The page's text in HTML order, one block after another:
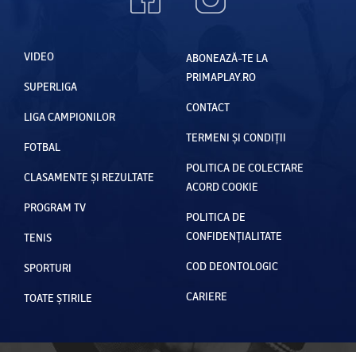
VIDEO
SUPERLIGA
LIGA CAMPIONILOR
FOTBAL
CLASAMENTE ȘI REZULTATE
PROGRAM TV
TENIS
SPORTURI
TOATE ȘTIRILE
ABONEAZĂ-TE LA
PRIMAPLAY.RO
CONTACT
TERMENI ȘI CONDIȚII
POLITICA DE COLECTARE
ACORD COOKIE
POLITICA DE
CONFIDENȚIALITATE
COD DEONTOLOGIC
CARIERE